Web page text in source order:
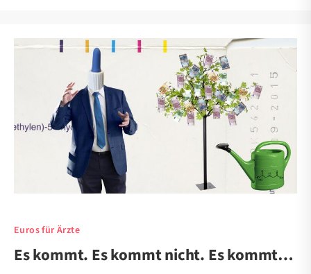
Euros für Ärzte
Es kommt. Es kommt nicht. Es kommt…